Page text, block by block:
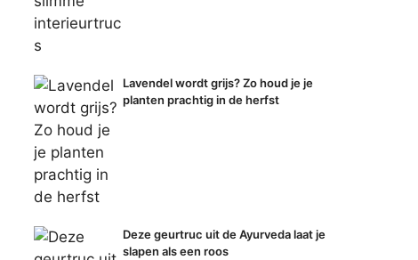
Lavendel wordt grijs? Zo houd je je
planten prachtig in de herfst
Deze geurtruc uit de Ayurveda laat je
slapen als een roos